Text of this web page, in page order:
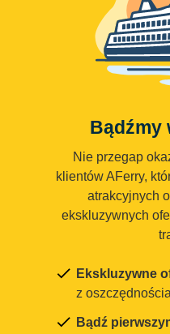
Bądźmy
Nie przegap
klientów AFerry,
atrakcyjnych
ekskluzywnych
Ekskluzywne
z
Bądź